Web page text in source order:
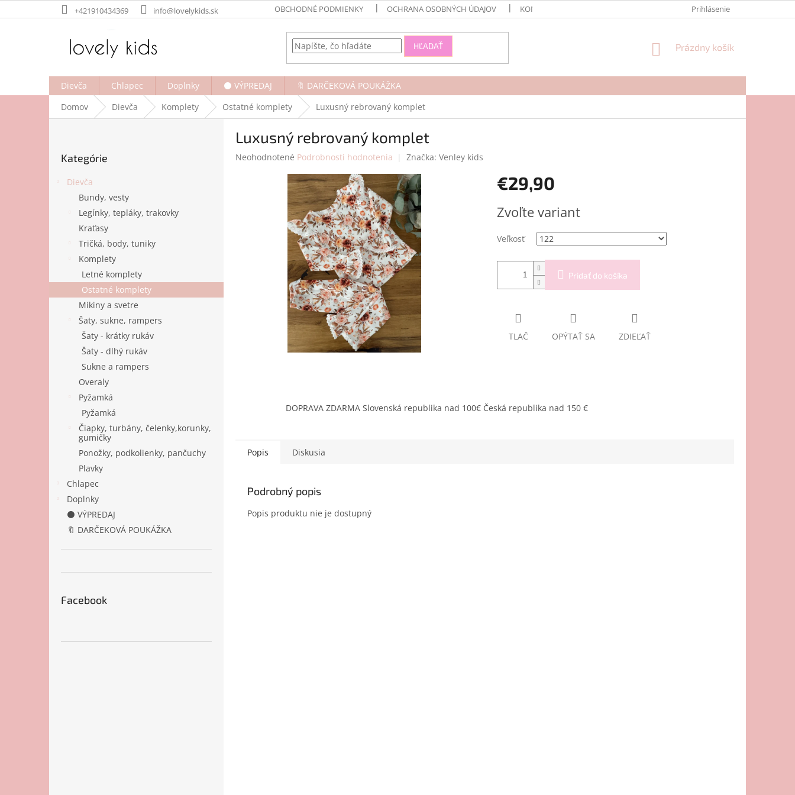
na
+421910434369 info@lovelykids.sk OBCHODNÉ PODMIENKY OCHRANA OSOBNÝCH ÚDAJOV KONTAKTY Prihlásenie
HĽADAŤ
NÁKUPNÝ
Prázdny košík
Dievča Chlapec Doplnky ⚫ VÝPREDAJ
🔖 DARČEKOVÁ POUKÁŽKA
Domov
Dievča Komplety Ostatné komplety Luxusný rebrovaný komplet
kategórie
Kategórie
Dievča
Bundy, vesty
Legínky, tepláky, trakovky
Kraťasy
Tričká, body, tuniky
Komplety
Letné komplety
Ostatné komplety
Mikiny a svetre
Šaty, sukne, rampers
Šaty - krátky rukáv
Šaty - dlhý rukáv
Sukne a rampers
Overaly
Pyžamká
Pyžamká
Čiapky, turbány, čelenky,korunky,
gumičky
Ponožky, podkolienky, pančuchy
Plavky
Chlapec
Doplnky
⚫ VÝPREDAJ
🔖 DARČEKOVÁ POUKÁŽKA
Facebook
Luxusný rebrovaný komplet
Priemerné
Neohodnotené Podrobnosti hodnotenia Značka: Venley kids
€29,90
cena:
Zvoľte variant
Veľkosť
Pridať do košíka
TLAČ OPÝTAŤ SA ZDIEĽAŤ
DOPRAVA ZDARMA Slovenská republika nad 100€ Česká republika nad 150 €
Popis Diskusia
Podrobný popis
Popis produktu nie je dostupný